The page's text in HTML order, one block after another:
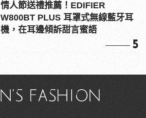
情人節送禮推薦！EDIFIER
W800BT PLUS 耳罩式無線藍牙耳
機，在耳邊傾訴甜言蜜語
5